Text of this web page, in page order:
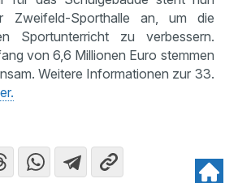
Zweifeld-Sporthalle an, um die
Sportunterricht zu verbessern.
von 6,6 Millionen Euro stemmen
Weitere Informationen zur 33.